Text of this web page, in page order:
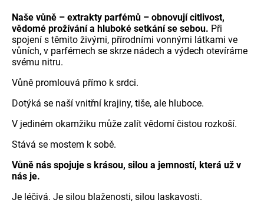
Naše vůně – extrakty parfémů – obnovují citlivost,
vědomé prožívání a hluboké setkání se sebou. Při
spojení s těmito živými, přírodními vonnými látkami ve
vůních, v parfémech se skrze nádech a výdech otevíráme
svému nitru.
Vůně promlouvá přímo k srdci.
Dotýká se naší vnitřní krajiny, tiše, ale hluboce.
V jediném okamžiku může zalít vědomí čistou rozkoší.
Stává se mostem k sobě.
Vůně nás spojuje s krásou, silou a jemností, která už v
nás je.
Je léčivá. Je silou blaženosti, silou laskavosti.